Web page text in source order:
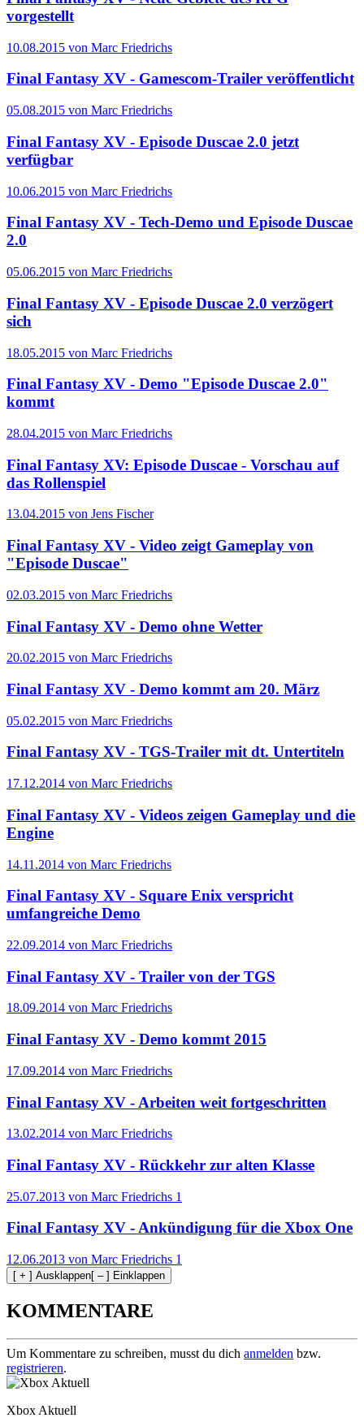
vorgestellt
10.08.2015 von Marc Friedrichs
Final Fantasy XV - Gamescom-Trailer veröffentlicht
05.08.2015 von Marc Friedrichs
Final Fantasy XV - Episode Duscae 2.0 jetzt
verfügbar
10.06.2015 von Marc Friedrichs
Final Fantasy XV - Tech-Demo und Episode Duscae
2.0
05.06.2015 von Marc Friedrichs
Final Fantasy XV - Episode Duscae 2.0 verzögert
sich
18.05.2015 von Marc Friedrichs
Final Fantasy XV - Demo "Episode Duscae 2.0"
kommt
28.04.2015 von Marc Friedrichs
Final Fantasy XV: Episode Duscae - Vorschau auf
das Rollenspiel
13.04.2015 von Jens Fischer
Final Fantasy XV - Video zeigt Gameplay von
"Episode Duscae"
02.03.2015 von Marc Friedrichs
Final Fantasy XV - Demo ohne Wetter
20.02.2015 von Marc Friedrichs
Final Fantasy XV - Demo kommt am 20. März
05.02.2015 von Marc Friedrichs
Final Fantasy XV - TGS-Trailer mit dt. Untertiteln
17.12.2014 von Marc Friedrichs
Final Fantasy XV - Videos zeigen Gameplay und die
Engine
14.11.2014 von Marc Friedrichs
Final Fantasy XV - Square Enix verspricht
umfangreiche Demo
22.09.2014 von Marc Friedrichs
Final Fantasy XV - Trailer von der TGS
18.09.2014 von Marc Friedrichs
Final Fantasy XV - Demo kommt 2015
17.09.2014 von Marc Friedrichs
Final Fantasy XV - Arbeiten weit fortgeschritten
13.02.2014 von Marc Friedrichs
Final Fantasy XV - Rückkehr zur alten Klasse
25.07.2013 von Marc Friedrichs 1
Final Fantasy XV - Ankündigung für die Xbox One
12.06.2013 von Marc Friedrichs 1
[ + ] Ausklappen[ – ] Einklappen
KOMMENTARE
Um Kommentare zu schreiben, musst du dich anmelden bzw.
registrieren.
Xbox Aktuell